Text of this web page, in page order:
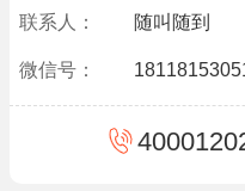
联系人： 随叫随到
微信号：